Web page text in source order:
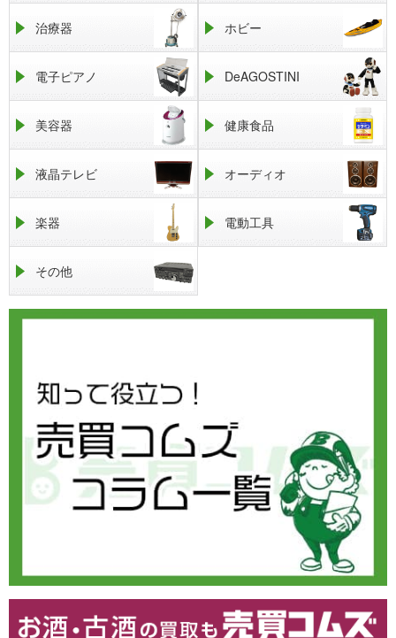
治療器 ホビー
電子ピアノ DeAGOSTINI
美容器 健康食品
液晶テレビ オーディオ
楽器 電動工具
その他